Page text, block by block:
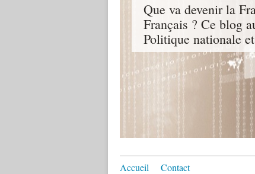
Que va devenir la
Français ? Ce blog
Politique nationale
Accueil Contact